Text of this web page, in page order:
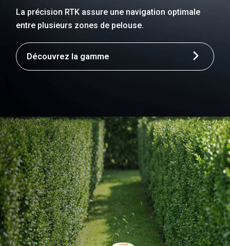
La précision RTK assure une navigation optimale
entre plusieurs zones de pelouse.
Découvrez la gamme